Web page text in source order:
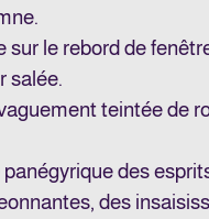
sur le rebord de
salée.
teintée de
des
des